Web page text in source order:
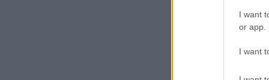
I want
or app.
I want